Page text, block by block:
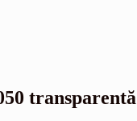
transparentă